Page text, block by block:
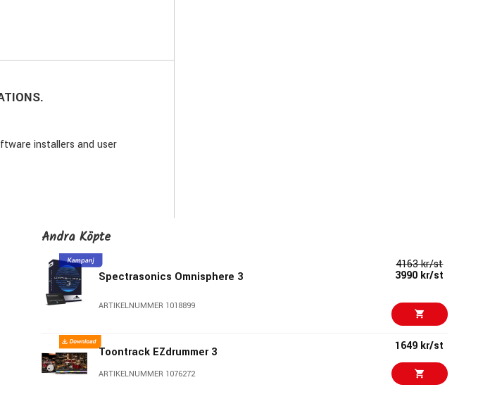
installers and user
can be renewed annually)
& NotateMe Lite (software for
Andra Köpte
Spectrasonics Omnisphere 3
ARTIKELNUMMER 1018899
4163 kr/st
3990 kr/st
Toontrack EZdrummer 3
ARTIKELNUMMER 1076272
1649 kr/st